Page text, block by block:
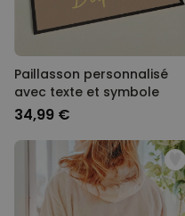
Paillasson personnalisé
avec texte et symbole
34,99 €